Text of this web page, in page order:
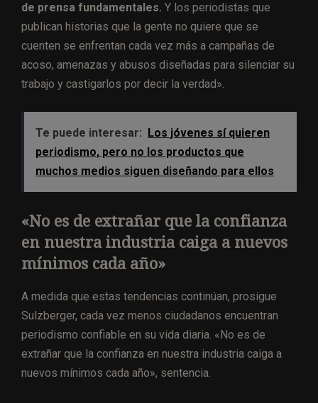
de prensa fundamentales. Y los periodistas que
publican historias que la gente no quiere que se
cuenten se enfrentan cada vez más a campañas de
acoso, amenazas y abusos diseñadas para silenciar su
trabajo y castigarlos por decir la verdad».
Te puede interesar:
Los jóvenes sí quieren
periodismo, pero no los productos que
muchos medios siguen diseñando para ellos
«No es de extrañar que la confianza
en nuestra industria caiga a nuevos
mínimos cada año»
A medida que estas tendencias continúan, prosigue
Sulzberger, cada vez menos ciudadanos encuentran
periodismo confiable en su vida diaria. «No es de
extrañar que la confianza en nuestra industria caiga a
nuevos mínimos cada año», sentencia.